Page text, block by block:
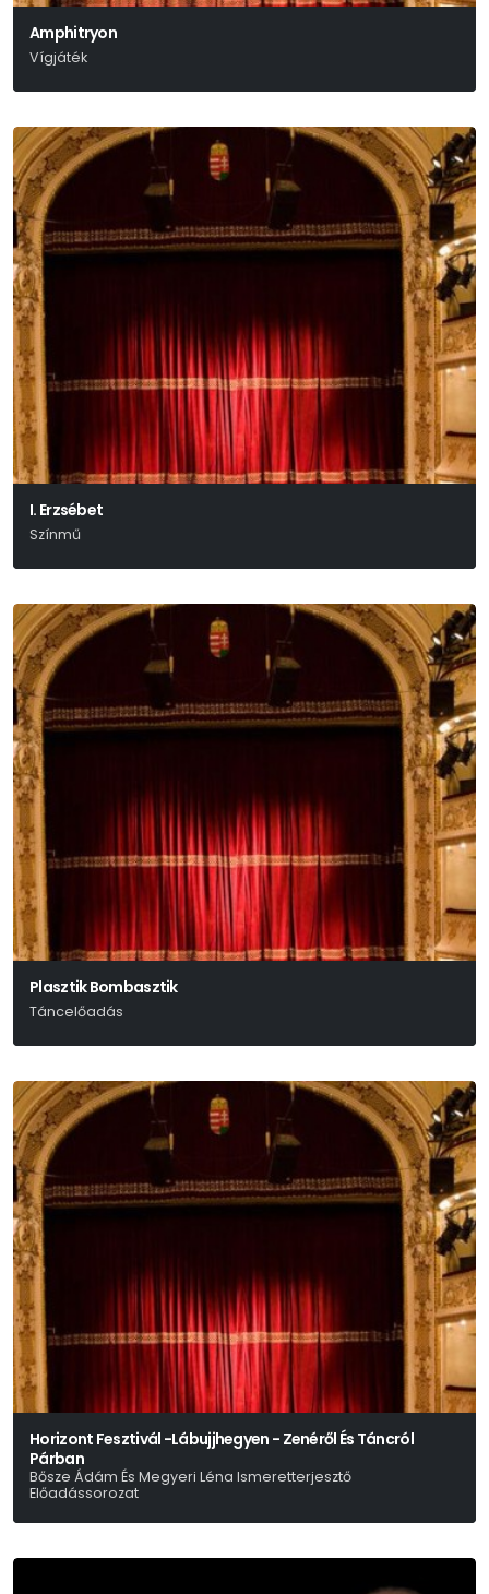
Amphitryon
Vígjáték
I. Erzsébet
Színmű
Plasztik Bombasztik
Táncelőadás
Horizont Fesztivál -Lábujjhegyen - Zenéről És Táncról
Párban
Bősze Ádám És Megyeri Léna Ismeretterjesztő
Előadássorozat